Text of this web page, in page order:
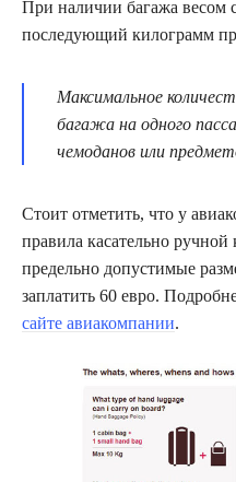
При наличии багажа весом
последующий килограмм
Максимальное
багажа на одного
чемоданов или
Стоит отметить, что у
правила касательно
предельно допустимые
заплатить 60 евро.
сайте авиакомпании.